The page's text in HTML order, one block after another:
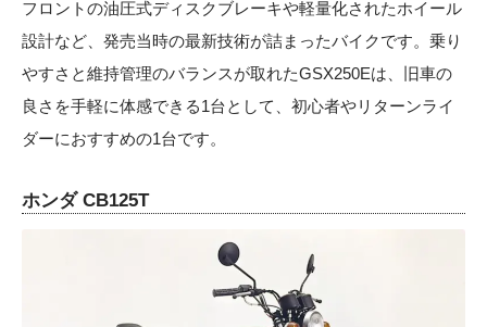
フロントの油圧式ディスクブレーキや軽量化されたホイール
設計など、発売当時の最新技術が詰まったバイクです。乗り
やすさと維持管理のバランスが取れたGSX250Eは、旧車の
良さを手軽に体感できる1台として、初心者やリターンライ
ダーにおすすめの1台です。
ホンダ CB125T